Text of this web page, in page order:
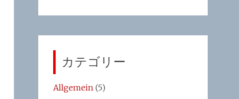
カテゴリー
Allgemein(5)